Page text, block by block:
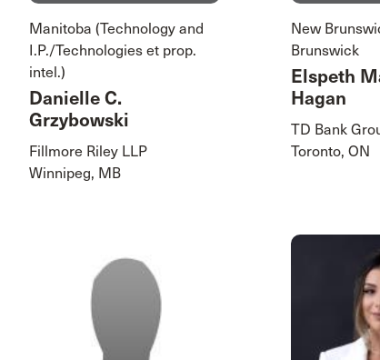
Manitoba (Technology and
I.P./Technologies et prop.
intel.)
Danielle C.
Grzybowski
Fillmore Riley LLP
Winnipeg, MB
New
Brunswick
Elspeth
Hagan
TD Bank
Toronto, ON